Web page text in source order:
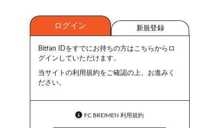
ジ
ジ
林
の
悩
み
つ
ログイン 新規登録
Bitfan IDをすでにお持ちの方はこちらからロ
グインしていただけます。
当サイトの利用規約をご確認の上、お進みく
ださい。
FC BREIMEN 利用規約